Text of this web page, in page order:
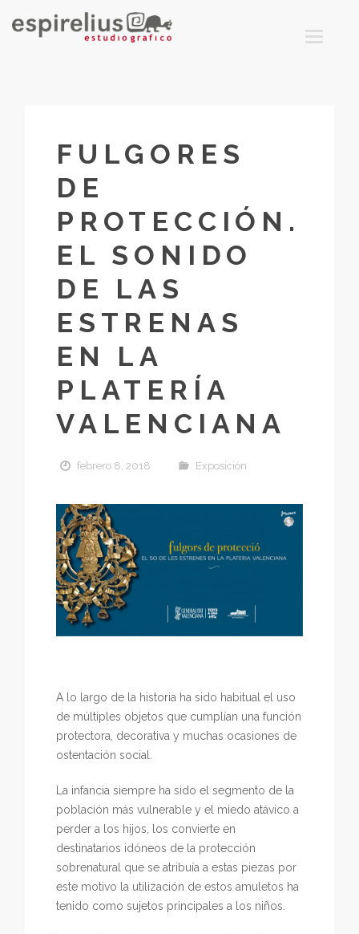
T
O
FULGORES
DE
PROTECCIÓN.
EL SONIDO
DE LAS
ESTRENAS
EN LA
PLATERÍA
VALENCIANA
febrero 8, 2018 Exposición
A lo largo de la historia ha sido habitual el uso
de múltiples objetos que cumplían una función
protectora, decorativa y muchas ocasiones de
ostentación social.
La infancia siempre ha sido el segmento de la
población más vulnerable y el miedo atávico a
perder a los hijos, los convierte en
destinatarios idóneos de la protección
sobrenatural que se atribuía a estas piezas por
este motivo la utilización de estos amuletos ha
tenido como sujetos principales a los niños.